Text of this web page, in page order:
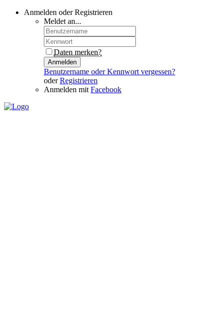
Anmelden oder Registrieren
Meldet an...
Daten merken?
Anmelden
Benutzername oder Kennwort vergessen?
oderRegistrieren
Anmelden mit Facebook